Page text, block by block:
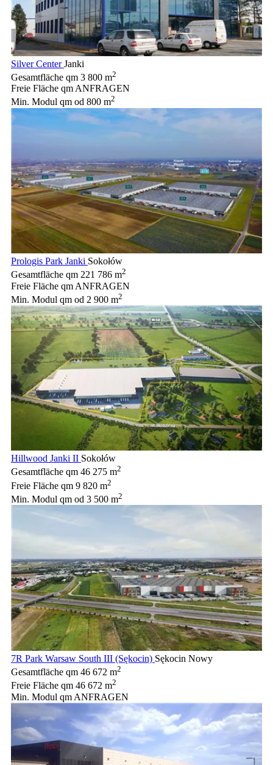
Silver CenterJanki
Gesamtfläche qm 3 800 m2
Freie Fläche qm ANFRAGEN
Min. Modul qm od 800 m2
Prologis Park Janki Sokołów
Gesamtfläche qm 221 786 m2
Freie Fläche qm ANFRAGEN
Min. Modul qm od 2 900 m2
Hillwood Janki II Sokołów
Gesamtfläche qm 46 275 m2
Freie Fläche qm 9 820 m2
Min. Modul qm od 3 500 m2
7R Park Warsaw South III (Sękocin) Sękocin Nowy
Gesamtfläche qm 46 672 m2
Freie Fläche qm 46 672 m2
Min. Modul qm ANFRAGEN